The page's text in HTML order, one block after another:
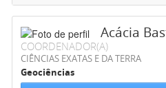
Acácia
COORDENADOR(A)
CIÊNCIAS EXATAS E DA TERRA
Geociências